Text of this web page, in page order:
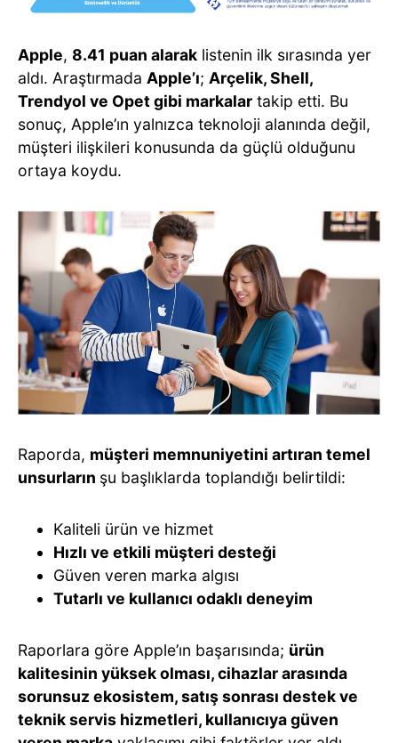
Apple, 8.41 puan alarak listenin ilk sırasında yer
aldı. Araştırmada Apple’ı; Arçelik, Shell,
Trendyol ve Opet gibi markalar takip etti. Bu
sonuç, Apple’ın yalnızca teknoloji alanında değil,
müşteri ilişkileri konusunda da güçlü olduğunu
ortaya koydu.
Raporda, müşteri memnuniyetini artıran temel
unsurların şu başlıklarda toplandığı belirtildi:
Kaliteli ürün ve hizmet
Hızlı ve etkili müşteri desteği
Güven veren marka algısı
Tutarlı ve kullanıcı odaklı deneyim
Raporlara göre Apple’ın başarısında; ürün
kalitesinin yüksek olması, cihazlar arasında
sorunsuz ekosistem, satış sonrası destek ve
teknik servis hizmetleri, kullanıcıya güven